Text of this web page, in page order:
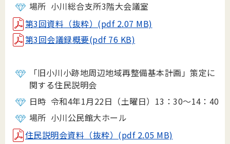
場所 小川総合支所3階大会議室
第3回資料（抜粋）(pdf 2.07 MB)
第3回会議録概要(pdf 76 KB)
「旧小川小跡地周辺地域再整備基本計画」策定に
関する住民説明会
日時 令和4年1月22日（土曜日）13：30～14：40
場所 小川公民館大ホール
住民説明会資料（抜粋）(pdf 2.05 MB)